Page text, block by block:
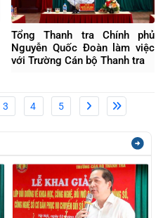
Tổng Thanh tra Chính phủ
Nguyễn Quốc Đoàn làm việc
với Trường Cán bộ Thanh tra
3 4 5